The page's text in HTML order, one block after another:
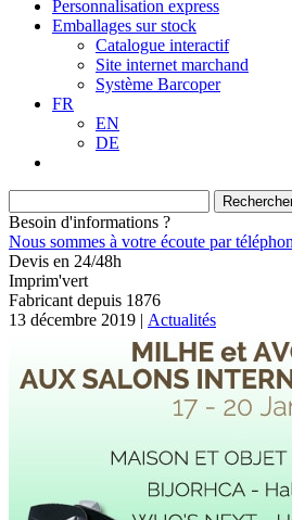
Personnalisation express
Emballages sur stock
Catalogue interactif
Site internet marchand
Système Barcoper
FR
EN
DE
Besoin d'informations ?
Nous sommes à votre écoute par
Devis en 24/48h
Imprim'vert
Fabricant depuis 1876
13 décembre 2019 | Actualités